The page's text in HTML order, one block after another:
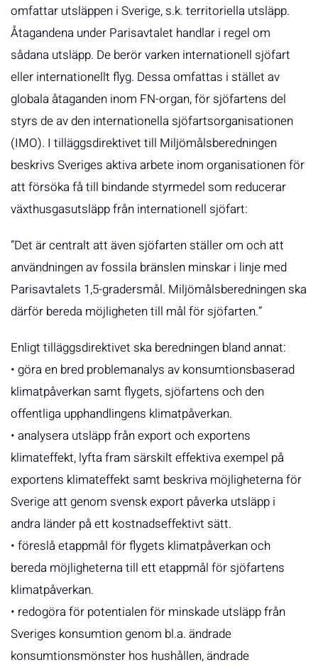
omfattar utsläppen i Sverige, s.k. territoriella utsläpp.
Åtagandena under Parisavtalet handlar i regel om
sådana utsläpp. De berör varken internationell sjöfart
eller internationellt flyg. Dessa omfattas i stället av
globala åtaganden inom FN-organ, för sjöfartens del
styrs de av den internationella sjöfartsorganisationen
(IMO). I tilläggsdirektivet till Miljömålsberedningen
beskrivs Sveriges aktiva arbete inom organisationen för
att försöka få till bindande styrmedel som reducerar
växthusgasutsläpp från internationell sjöfart:
”Det är centralt att även sjöfarten ställer om och att
användningen av fossila bränslen minskar i linje med
Parisavtalets 1,5-gradersmål. Miljömålsberedningen ska
därför bereda möjligheten till mål för sjöfarten.”
Enligt tilläggsdirektivet ska beredningen bland annat:
• göra en bred problemanalys av konsumtionsbaserad
klimatpåverkan samt flygets, sjöfartens och den
offentliga upphandlingens klimatpåverkan.
• analysera utsläpp från export och exportens
klimateffekt, lyfta fram särskilt effektiva exempel på
exportens klimateffekt samt beskriva möjligheterna för
Sverige att genom svensk export påverka utsläpp i
andra länder på ett kostnadseffektivt sätt.
• föreslå etappmål för flygets klimatpåverkan och
bereda möjligheterna till ett etappmål för sjöfartens
klimatpåverkan.
• redogöra för potentialen för minskade utsläpp från
Sveriges konsumtion genom bl.a. ändrade
konsumtionsmönster hos hushållen, ändrade